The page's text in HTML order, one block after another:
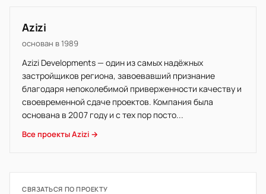
Azizi
основан в 1989
Azizi Developments — один из самых надёжных
застройщиков региона, завоевавший признание
благодаря непоколебимой приверженности качеству и
своевременной сдаче проектов. Компания была
основана в 2007 году и с тех пор посто...
Все проекты Azizi →
СВЯЗАТЬСЯ ПО ПРОЕКТУ